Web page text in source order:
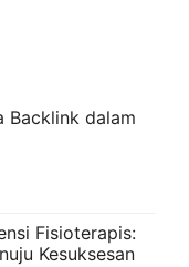
...
Backlink dalam
Fisioterapis:
Kesuksesan